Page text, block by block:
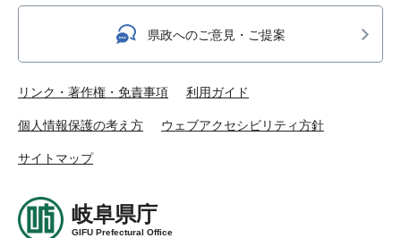
県政へのご意見・ご提案
リンク・著作権・免責事項 利用ガイド
個人情報保護の考え方 ウェブアクセシビリティ方針
サイトマップ
岐阜県庁
GIFU Prefectural Office